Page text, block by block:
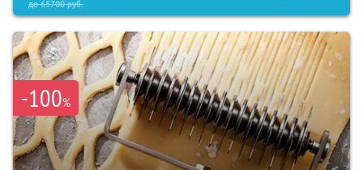
до65700руб.
-100%